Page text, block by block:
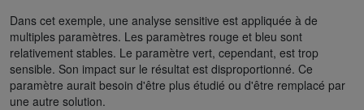
Dans cet exemple, une analyse sensitive est appliquée à de
multiples paramètres. Les paramètres rouge et bleu sont
relativement stables. Le paramètre vert, cependant, est trop
sensible. Son impact sur le résultat est disproportionné. Ce
paramètre aurait besoin d'être plus étudié ou d'être remplacé par
une autre solution.